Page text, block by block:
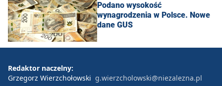
Podano wysokość
wynagrodzenia w Polsce. Nowe
dane GUS
Redaktor naczelny:
Grzegorz Wierzchołowski g.wierzcholowski@niezalezna.pl